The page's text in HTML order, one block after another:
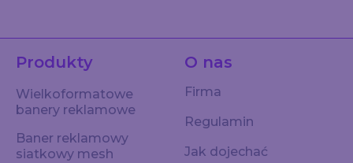
Produkty
Wielkoformatowe
banery reklamowe
Baner reklamowy
siatkowy mesh
O nas
Firma
Regulamin
Jak dojechać